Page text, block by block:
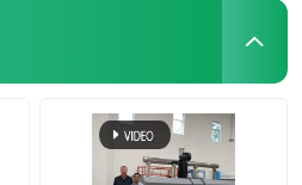
catodo e dell'anodo